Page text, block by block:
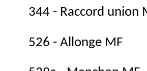
344 - Raccord union
526 - Allonge MF